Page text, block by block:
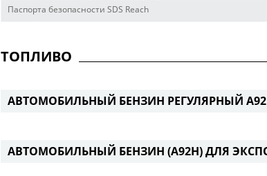
Паспорта безопасности SDS Reach
ТОПЛИВО
АВТОМОБИЛЬНЫЙ БЕНЗИН РЕГУЛЯРНЫЙ
АВТОМОБИЛЬНЫЙ БЕНЗИН (А92Н) ДЛЯ